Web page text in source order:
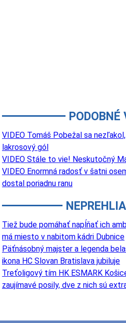
PODOBNÉ
VIDEO Tomáš Pobežal sa
lakrosový gól
VIDEO Stále to vie! Neskutočný
VIDEO Enormná radosť v šatni
dostal poriadnu ranu
Tiež bude pomáhať napĺňať ich
má miesto v nabitom kádri Dubnice
Päťnásobný majster a legenda
ikona HC Slovan Bratislava jubiluje
Treťoligový tím HK ESMARK
zaujímavé posily, dve z nich sú